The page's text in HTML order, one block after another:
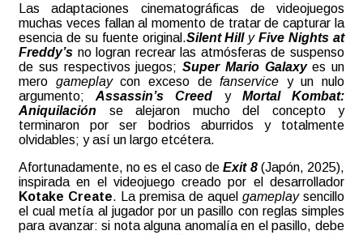
Las adaptaciones cinematográficas de videojuegos
muchas veces fallan al momento de tratar de capturar la
esencia de su fuente original.Silent Hill yFive Nights at
Freddy’s no logran recrear las atmósferas de suspenso
de sus respectivos juegos; Super Mario Galaxyes un
mero gameplaycon exceso defanservice y un nulo
argumento;Assassin’s Creed y Mortal Kombat:
Aniquilación se alejaron mucho del concepto y
terminaron por ser bodrios aburridos y totalmente
olvidables; y así un largo etcétera.
Afortunadamente, no es el caso deExit 8(Japón, 2025),
inspirada en el videojuego creado por el desarrollador
Kotake Create. La premisa de aquel gameplay sencillo
el cual metía al jugador por un pasillo con reglas simples
para avanzar: si nota alguna anomalía en el pasillo, debe